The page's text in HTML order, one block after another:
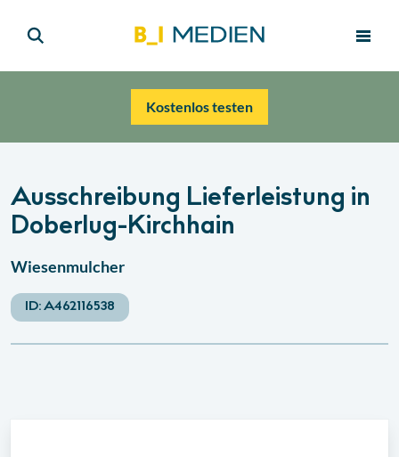
Kostenlos testen
Ausschreibung Lieferleistung in
Doberlug-Kirchhain
Wiesenmulcher
ID:A462116538